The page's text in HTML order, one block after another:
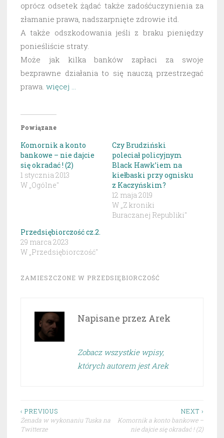
oprócz odsetek żądać także zadośćuczynienia za
złamanie prawa, nadszarpnięte zdrowie itd.
A także odszkodowania jeśli z braku pieniędzy
ponieśliście straty.
Może jak kilka banków zapłaci za swoje
bezprawne działania to się nauczą przestrzegać
prawa. więcej …
Powiązane
Komornik a konto
bankowe – nie dajcie
się okradać ! (2)
1 stycznia 2013
W „Ogólne"
Czy Brudziński
poleciał policyjnym
Black Hawk’iem na
kiełbaski przy ognisku
z Kaczyńskim?
12 maja 2019
W „Z kroniki
Buraczanej Republiki"
Przedsiębiorczość cz.2.
29 marca 2023
W „Przedsiębiorczość"
ZAMIESZCZONE W PRZEDSIĘBIORCZOŚĆ
Napisane przez Arek
Zobacz wszystkie wpisy,
których autorem jest Arek
Nawigacja
wpisu
‹ PREVIOUS
Żenada w wykonaniu Tuska na
Twitterze
NEXT ›
Komornik a konto bankowe –
nie dajcie się okradać ! (2)